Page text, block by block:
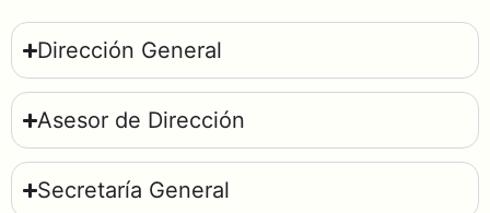
Dirección General
Asesor de Dirección
Secretaría General